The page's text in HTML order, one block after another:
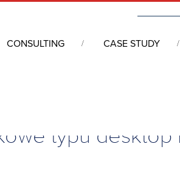
CONSULTING CASE STUDY
typu desktop